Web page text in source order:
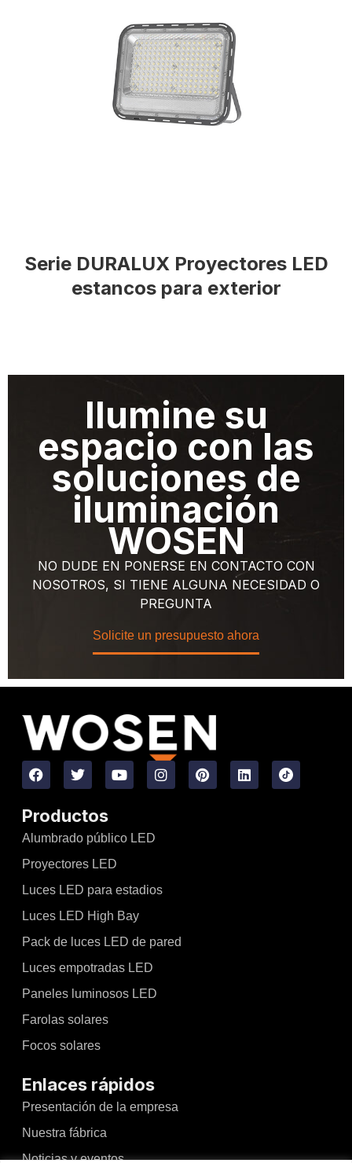
Serie DURALUX Proyectores LED
estancos para exterior
Ilumine su
espacio con las
soluciones de
iluminación
WOSEN
NO DUDE EN PONERSE EN CONTACTO CON
NOSOTROS, SI TIENE ALGUNA NECESIDAD O
PREGUNTA
Solicite un presupuesto ahora
Productos
Alumbrado público LED
Proyectores LED
Luces LED para estadios
Luces LED High Bay
Pack de luces LED de pared
Luces empotradas LED
Paneles luminosos LED
Farolas solares
Focos solares
Enlaces rápidos
Presentación de la empresa
Nuestra fábrica
Noticias y eventos